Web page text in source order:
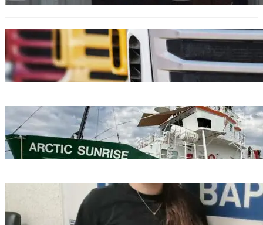
БЪЛГАРИЯ
Нови ограничения за камионите над 12
тона по ключови пътища през август
БЪЛГАРИЯ
Корабът на „Грийнпийс“ пристигна във
Варна с кампания за опазване на Черно
море
ОБЩЕСТВО
Варненска ученичка създаде интерактивна
карта за сигнали за проблеми с боклука